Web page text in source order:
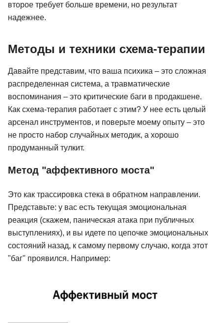
второе требует больше времени, но результат
надежнее.
Методы и техники схема-терапии
Давайте представим, что ваша психика – это сложная
распределенная система, а травматические
воспоминания – это критические баги в продакшене.
Как схема-терапия работает с этим? У нее есть целый
арсенал инструментов, и поверьте моему опыту – это
не просто набор случайных методик, а хорошо
продуманный тулкит.
Метод "аффективного моста"
Это как трассировка стека в обратном направлении.
Представьте: у вас есть текущая эмоциональная
реакция (скажем, паническая атака при публичных
выступлениях), и вы идете по цепочке эмоциональных
состояний назад, к самому первому случаю, когда этот
"баг" проявился. Например: